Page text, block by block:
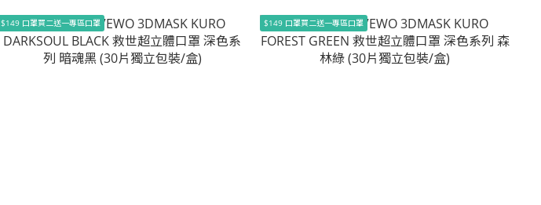
$149 口罩買二送一專區口罩 $149 口罩買二送一專區口罩